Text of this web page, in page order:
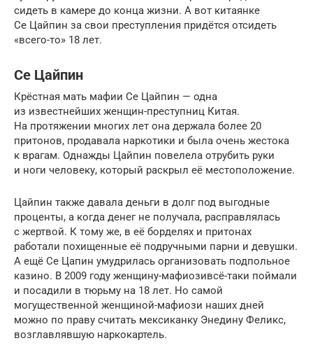
сидеть в камере до конца жизни. А вот китаянке
Се Цайпин за свои преступления придётся отсидеть
«всего-то» 18 лет.
Се Цайпин
Крёстная мать мафии Се Цайпин — одна
из известнейших женщин-преступниц Китая.
На протяжении многих лет она держала более 20
притонов, продавала наркотики и была очень жестока
к врагам. Однажды Цайпин повелела отрубить руки
и ноги человеку, который раскрыл её местоположение.
Цайпин также давала деньги в долг под выгодные
проценты, а когда денег не получала, расправлялась
с жертвой. К тому же, в её борделях и притонах
работали похищенные её подручными парни и девушки.
А ещё Се Цапин умудрилась организовать подпольное
казино. В 2009 году женщину-мафиозивсё-таки поймали
и посадили в тюрьму на 18 лет. Но самой
могущественной женщиной-мафиози наших дней
можно по праву считать мексиканку Энедину Феликс,
возглавлявшую наркокартель.